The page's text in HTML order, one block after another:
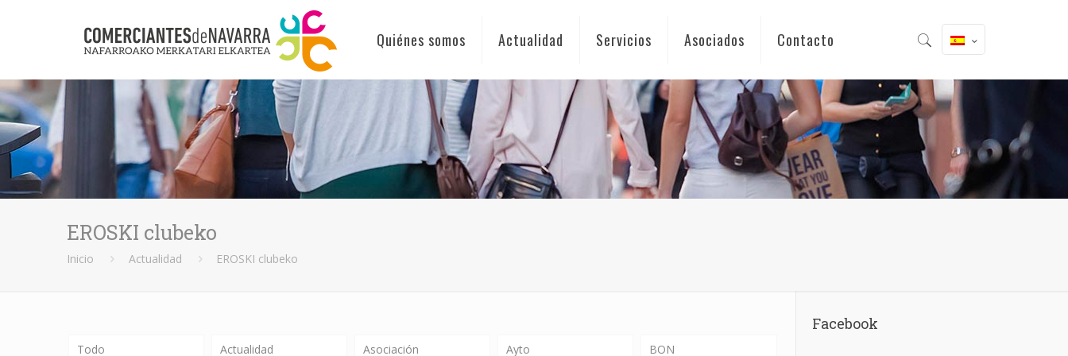
Quiénes somos Actualidad Servicios Asociados Contacto
EROSKI clubeko
Inicio Actualidad EROSKI clubeko
Todo Actualidad Asociación Ayto BON
Facebook